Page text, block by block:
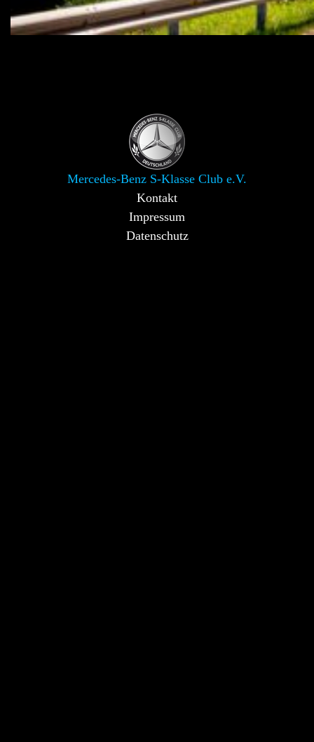
Mercedes-Benz S-Klasse Club e.V.
Kontakt
Impressum
Datenschutz